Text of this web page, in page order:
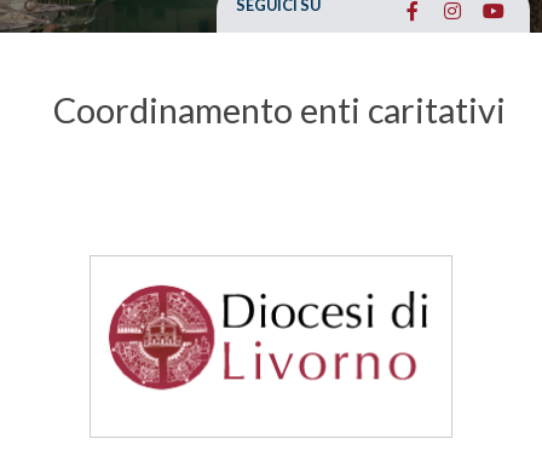
SEGUICI SU
Coordinamento enti caritativi